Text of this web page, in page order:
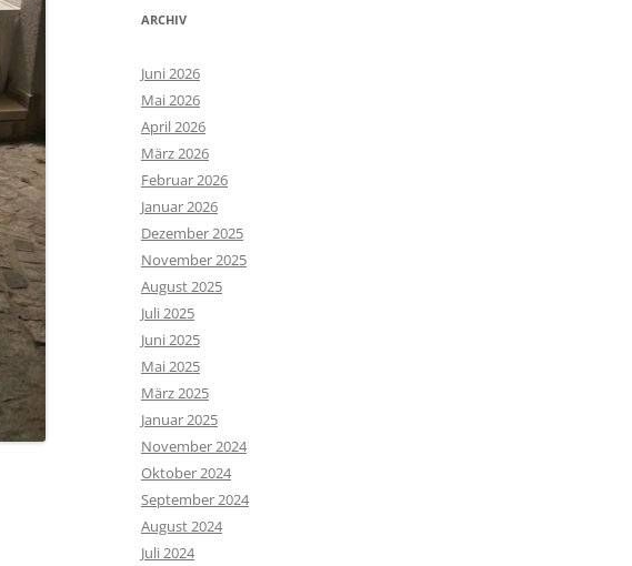
ARCHIV
Juni 2026
Mai 2026
April 2026
März 2026
Februar 2026
Januar 2026
Dezember 2025
November 2025
August 2025
Juli 2025
Juni 2025
Mai 2025
März 2025
Januar 2025
November 2024
Oktober 2024
September 2024
August 2024
Juli 2024